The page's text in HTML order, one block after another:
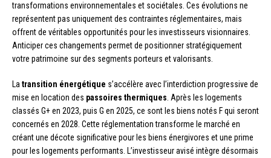
transformations environnementales et sociétales. Ces évolutions ne
représentent pas uniquement des contraintes réglementaires, mais
offrent de véritables opportunités pour les investisseurs visionnaires.
Anticiper ces changements permet de positionner stratégiquement
votre patrimoine sur des segments porteurs et valorisants.
La transition énergétique s’accélère avec l’interdiction progressive de
mise en location des passoires thermiques . Après les logements
classés G+ en 2023, puis G en 2025, ce sont les biens notés F qui seront
concernés en 2028. Cette réglementation transforme le marché en
créant une décote significative pour les biens énergivores et une prime
pour les logements performants. L’investisseur avisé intègre désormais